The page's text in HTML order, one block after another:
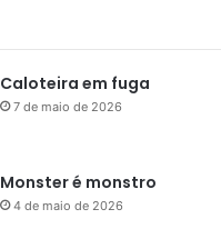
Caloteira em fuga
7 de maio de 2026
Monster é monstro
4 de maio de 2026